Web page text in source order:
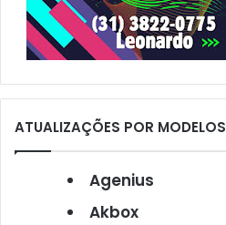
ATUALIZAÇÕES POR MODELOS
Agenius
Akbox